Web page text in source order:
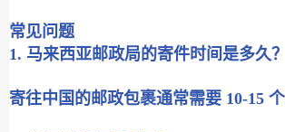
常见问题
1. 马来西亚邮政局的寄件时间是多久？
寄往中国的邮政包裹通常需要 10-15 个